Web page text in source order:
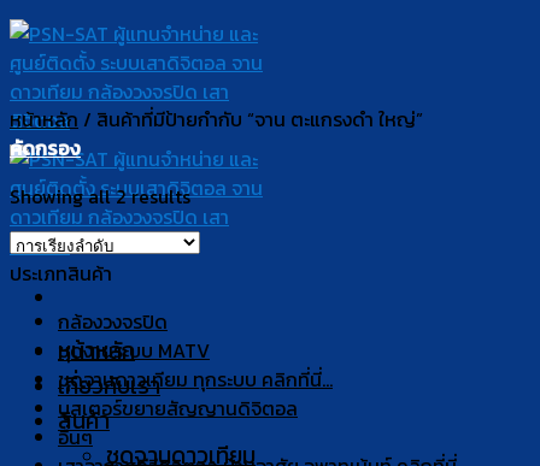
Skip
to
content
หน้าหลัก
เกี่ยวกับเรา
สินค้า
ชุดจานดาวเทียม
หน้าหลัก / สินค้าที่มีป้ายกำกับ “จาน ตะแกรงดำ ใหญ่”
คัดกรอง
Showing all 2 results
ประเภทสินค้า
กล้องวงจรปิด
ชุดงานระบบ MATV
ชุดจานดาวเทียม ทุกระบบ คลิกที่นี่...
บูสเตอร์ขยายสัญญานดิจิตอล
อื่นๆ